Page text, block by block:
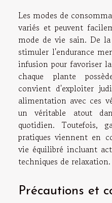
Les modes de
variés et peuvent
mode de vie sain. De
stimuler l'endurance
infusion pour favoriser
chaque plante
convient d'exploiter
alimentation avec ces
un véritable atout
quotidien. Toutefois,
pratiques viennent en
vie équilibré incluant
techniques de relaxation.
Précautions et